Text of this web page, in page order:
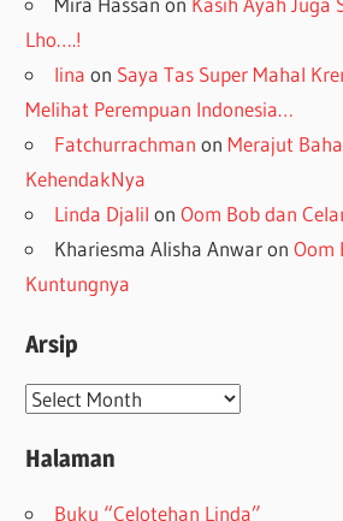
Lho….!
lina on Saya Tas Super Mahal
Melihat Perempuan Indonesia…
Fatchurrachman on Merajut
KehendakNya
Linda Djalil onOom Bob dan
Khariesma Alisha AnwaronOom
Kuntungnya
Arsip
Arsip
Halaman
Buku “Celotehan Linda”